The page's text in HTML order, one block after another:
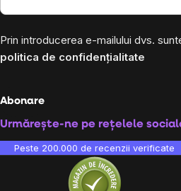
Prin introducerea e-mailului dvs.
politica de confidențialitate
Abonare
Urmărește-ne pe rețelele
Peste 200.000 de recenzii verificate